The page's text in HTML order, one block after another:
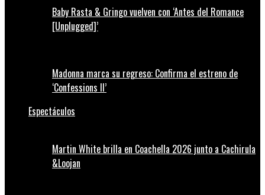
Baby Rasta & Gringo vuelven con ‘Antes del Romance
[Unplugged]’
Madonna marca su regreso: Confirma el estreno de
‘Confessions II’
Espectáculos
Martin White brilla en Coachella 2026 junto a Cachirula
&Loojan